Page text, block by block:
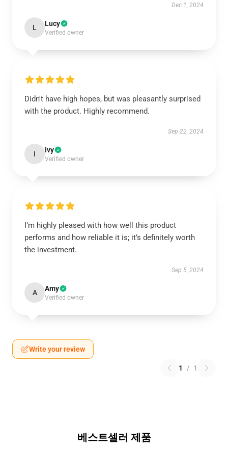
Dec 1, 2024
L Lucy
Verified owner
Didn't have high hopes, but was pleasantly surprised
with the product. Highly recommend.
Sep 22, 2024
I Ivy
Verified owner
I’m highly pleased with how well this product
performs and how reliable it is; it’s definitely worth
the investment.
Sep 5, 2024
A Amy
Verified owner
Write your review
1 / 1
베스트셀러 제품